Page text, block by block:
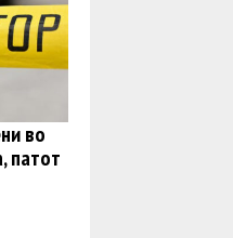
во
патот